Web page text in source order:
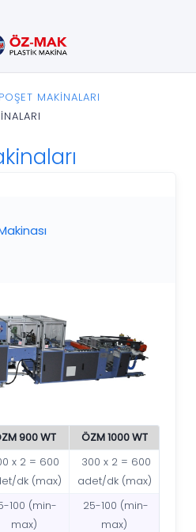
MAKINALARI
900 WT ÖZM 1000 WT
x 2 = 600
dk (max)
300 x 2 = 600
adet/dk (max)
100 (min-
max)
25-100 (min-
max)